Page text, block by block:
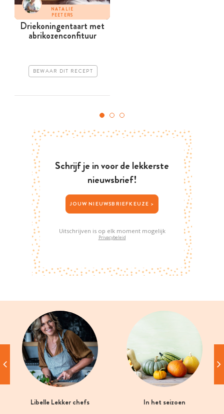
NATALIE
PEETERS
Driekoningentaart met
abrikozen­confituur
BEWAAR DIT RECEPT
Schrijf je in voor de lekkerste
nieuwsbrief!
JOUW NIEUWSBRIEFKEUZE >
Uitschrijven is op elk moment mogelijk
Privacybeleid
Libelle Lekker chefs In het seizoen